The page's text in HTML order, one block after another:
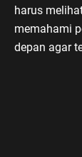
harus
memahami
depan agar